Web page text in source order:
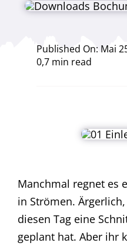
Published On: Mai
0,7 min read
Manchmal regnet es
in Strömen.
diesen Tag eine
geplant hat. Aber ihr